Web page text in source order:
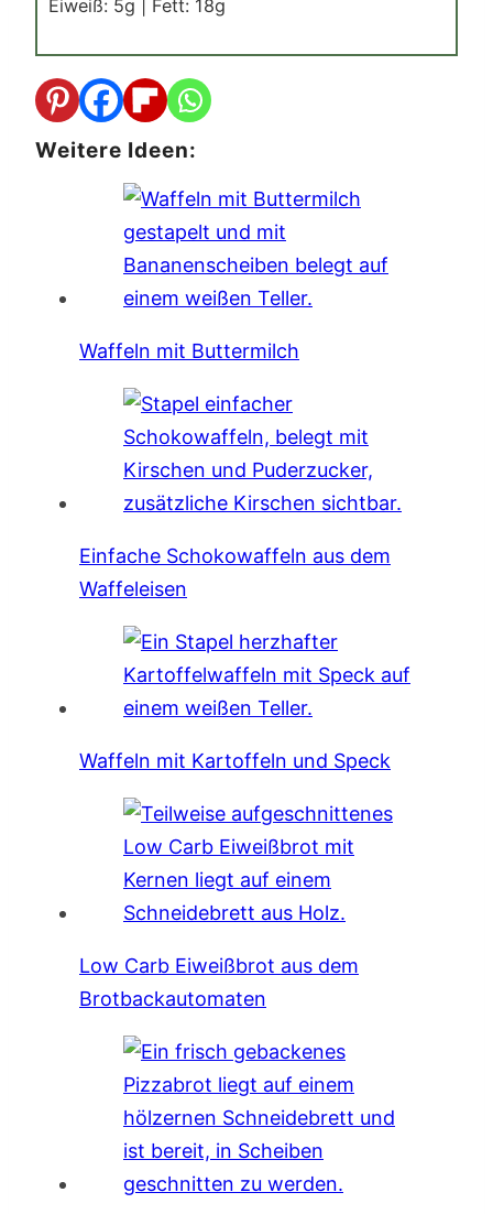
Eiweiß: 5g Fett: 18g
Weitere Ideen:
Waffeln mit Buttermilch
Einfache Schokowaffeln aus dem
Waffeleisen
Waffeln mit Kartoffeln und Speck
Low Carb Eiweißbrot aus dem
Brotbackautomaten